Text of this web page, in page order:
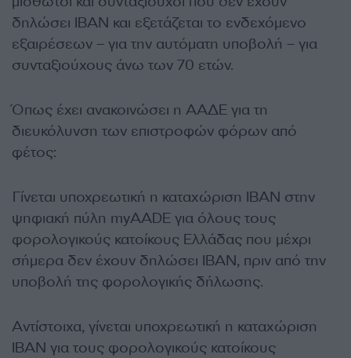
δηλώσει IBAN και εξετάζεται το ενδεχόμενο
εξαιρέσεων – για την αυτόματη υποβολή – για
συνταξιούχους άνω των 70 ετών.
Όπως έχει ανακοινώσει η ΑΑΔΕ για τη
διευκόλυνση των επιστροφών φόρων από
φέτος:
Γίνεται υποχρεωτική η καταχώριση IBAN στην
ψηφιακή πύλη myAADE για όλους τους
φορολογικούς κατοίκους Ελλάδας που μέχρι
σήμερα δεν έχουν δηλώσει IBAN, πριν από την
υποβολή της φορολογικής δήλωσης.
Αντίστοιχα, γίνεται υποχρεωτική η καταχώριση
IBAN για τους φορολογικούς κατοίκους